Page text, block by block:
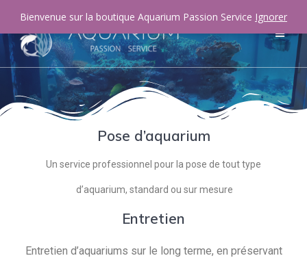
Pose d’aquarium
Un service professionnel pour la pose de tout type
d’aquarium, standard ou sur mesure
Entretien
Entretien d’aquariums sur le long terme, en préservant
Bienvenue sur la boutique Aquarium Passion Service Ignorer